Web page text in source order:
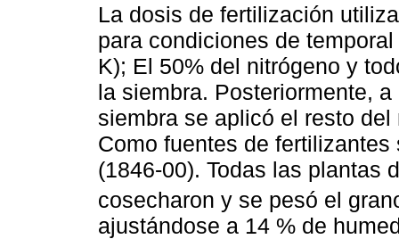
La dosis de fertilización
para condiciones de
K); El 50% del nitrógeno y
la siembra. Posteriormente,
siembra se aplicó el resto
Como fuentes de
(1846-00). Todas las plantas
cosecharon y se pesó el
ajustándose a 14 % de